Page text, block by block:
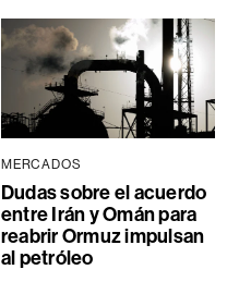
MERCADOS
Dudas sobre el acuerdo
entre Irán y Omán para
reabrir Ormuz impulsan
al petróleo